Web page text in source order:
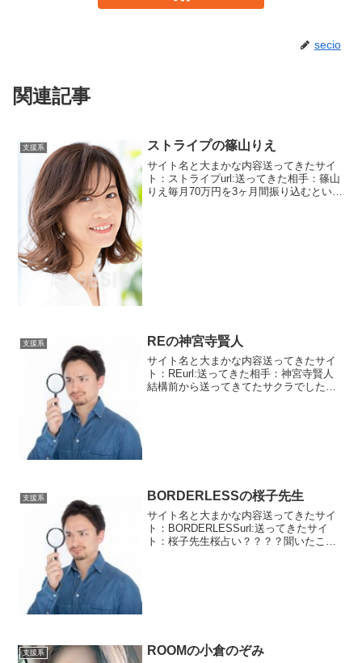
secio
関連記事
支援系 ストライプの篠山りえ
サイト名と大まかな内容送ってきたサイ
ト：ストライプurl:送ってきた相手：篠山
りえ毎月70万円を3ヶ月間振り込むといっ
支援系 REの神宮寺賢人
サイト名と大まかな内容送ってきたサイ
ト：REurl:送ってきた相手：神宮寺賢人
結構前から送ってきてたサクラでしたが
支援系 BORDERLESSの桜子先生
サイト名と大まかな内容送ってきたサイ
ト：BORDERLESSurl:送ってきたサイ
ト：桜子先生桜占い？？？？聞いたこと
支援系 ROOMの小倉のぞみ